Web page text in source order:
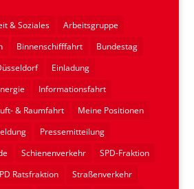
& Soziales
Arbeitsgruppe
Binnenschifffahrt
Bundestag
Einladung
Informationsfahrt
& Raumfahrt
Meine Positionen
Pressemitteilung
Schienenverkehr
SPD-Fraktion
Ratsfraktion
Straßenverkehr